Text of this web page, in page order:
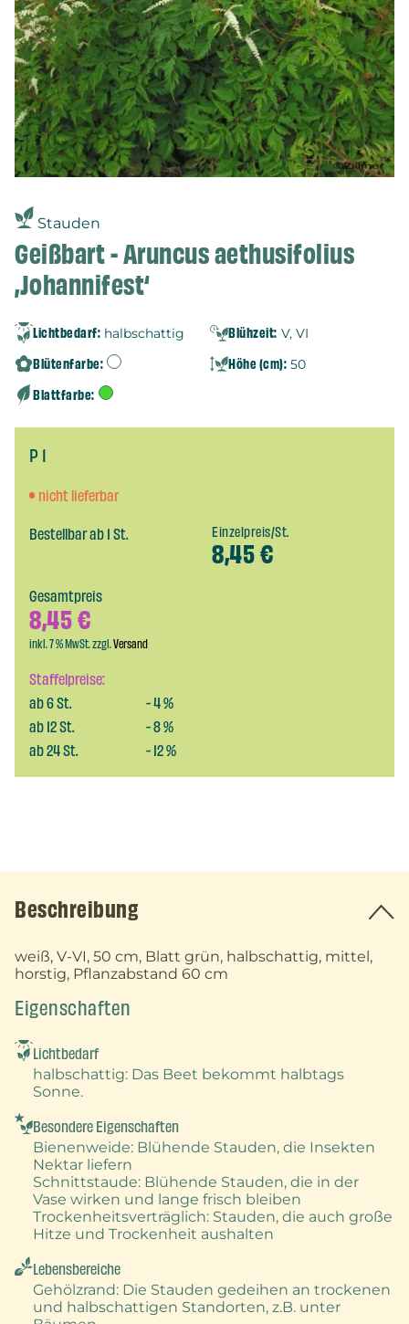
Stauden
Geißbart - Aruncus aethusifolius
‚Johannifest‘
Lichtbedarf: halbschattig Blühzeit: V, VI
Blütenfarbe: Höhe (cm): 50
Blattfarbe:
P 1
nicht lieferbar
Bestellbar ab 1 St.
Einzelpreis/St.
8,45€
Staffelpreise:
ab6St. -4%
ab12St. -8%
ab24St. -12%
Gesamtpreis
8,45€
inkl. 7 % MwSt. zzgl.Versand
Beschreibung
weiß, V-VI, 50 cm, Blatt grün, halbschattig, mittel,
horstig, Pflanzabstand 60 cm
Eigenschaften
Lichtbedarf
halbschattig: Das Beet bekommt halbtags
Sonne.
Besondere Eigenschaften
Bienenweide: Blühende Stauden, die Insekten
Nektar liefern
Schnittstaude: Blühende Stauden, die in der
Vase wirken und lange frisch bleiben
Trockenheitsverträglich: Stauden, die auch große
Hitze und Trockenheit aushalten
Lebensbereiche
Gehölzrand: Die Stauden gedeihen an trockenen
und halbschattigen Standorten, z.B. unter